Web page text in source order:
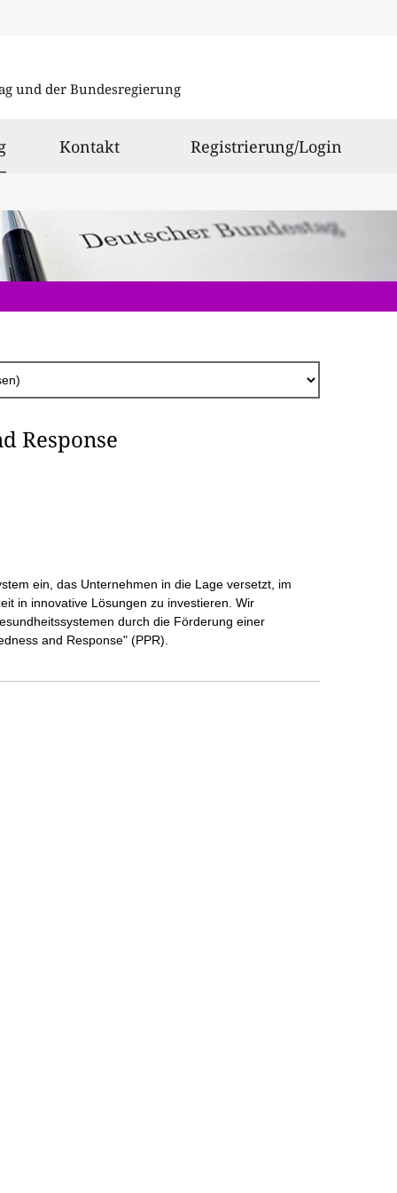
und der Bundesregierung
ausgewählt
Kontakt Registrierung/Login
Response
ein, das Unternehmen in die Lage versetzt, im
in innovative Lösungen zu investieren. Wir
durch die Förderung einer
and Response" (PPR).